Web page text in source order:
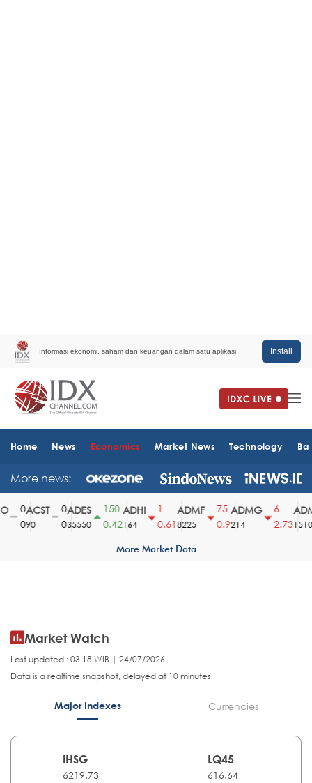
Informasi ekonomi, saham dan keuangan dalam satu aplikasi. Install
Home News Economics Market News Technology
More news:
ACST
90
ADES
35550
150
0.42
ADHI
164
0.61
ADMF
8225
75
0.9
ADMG
214
2.731510
More Market Data
Market Watch
Last updated : 03.18 WIB | 24/07/2026
Data is a realtime snapshot, delayed at 10 minutes
Major Indexes Currencies
IHSG
6219.73
LQ45
616.64